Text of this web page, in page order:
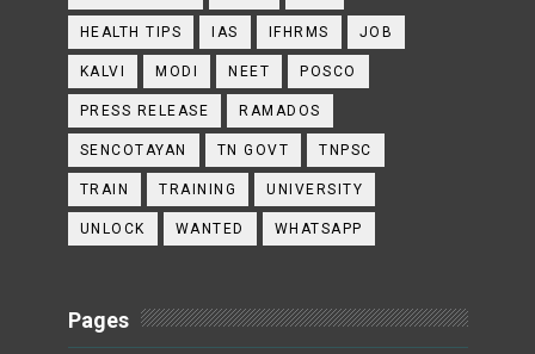
HEALTH TIPS IAS IFHRMS JOB
KALVI MODI NEET POSCO
PRESS RELEASE RAMADOS
SENCOTAYAN TN GOVT TNPSC
TRAIN TRAINING UNIVERSITY
UNLOCK WANTED WHATSAPP
Pages